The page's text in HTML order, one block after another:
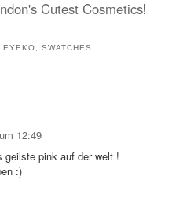
EYEKO SWATCHES
12:49
pink auf der welt !
:)